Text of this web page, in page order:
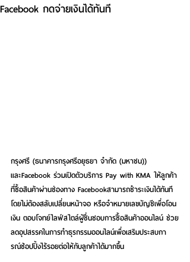
Facebook กดจ่ายเงินได้ทันที
กรุงศรี (ธนาคารกรุงศรีอยุธยา จำกัด (มหาชน))
และFacebook ร่วมเปิดตัวบริการ Pay with KMA ให้ลูกค้า
ที่ซื้อสินค้าผ่านช่องทาง Facebookสามารถชำระเงินได้ทันที
โดยไม่ต้องสลับเปลี่ยนหน้าจอ หรือจำหมายเลขบัญชีเพื่อโอน
เงิน ตอบโจทย์ไลฟ์สไตล์ผู้ชื่นชอบการซื้อสินค้าออนไลน์ ช่วย
ลดอุปสรรคในการทำธุรกรรมออนไลน์เพื่อเสริมประสบกา
รณ์ช้อปปิ้งไร้รอยต่อให้กับลูกค้าได้มากขึ้น